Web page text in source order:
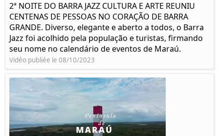
2ª NOITE DO BARRA JAZZ CULTURA E ARTE REUNIU
CENTENAS DE PESSOAS NO CORAÇÃO DE BARRA
GRANDE. Diverso, elegante e aberto a todos, o Barra
Jazz foi acolhido pela população e turistas, firmando
seu nome no calendário de eventos de Maraú.
Vidéo publiée le 08/10/2023